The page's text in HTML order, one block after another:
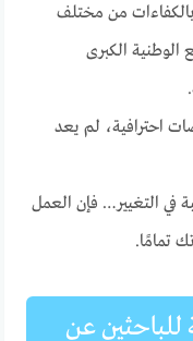
من مختلف
الوطنية الكبرى
احترافية، لم يعد
في التغيير… فإن العمل
تمامًا.
للباحثين عن